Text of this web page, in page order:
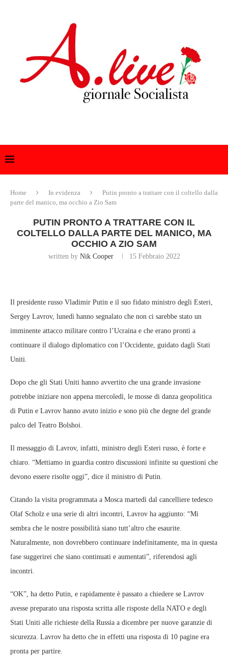
Home In evidenza
Putin pronto a trattare con il coltello dalla
parte del manico, ma occhio a Zio Sam
PUTIN PRONTO A TRATTARE CON IL
COLTELLO DALLA PARTE DEL MANICO, MA
OCCHIO A ZIO SAM
written by Nik Cooper 15 Febbraio 2022
Il presidente russo Vladimir Putin e il suo fidato ministro degli Esteri,
Sergey Lavrov, lunedì hanno segnalato che non ci sarebbe stato un
imminente attacco militare contro l’Ucraina e che erano pronti a
continuare il dialogo diplomatico con l’Occidente, guidato dagli Stati
Uniti.
Dopo che gli Stati Uniti hanno avvertito che una grande invasione
potrebbe iniziare non appena mercoledì, le mosse di danza geopolitica
di Putin e Lavrov hanno avuto inizio e sono più che degne del grande
palco del Teatro Bolshoi.
Il messaggio di Lavrov, infatti, ministro degli Esteri russo, è forte e
chiaro. “Mettiamo in guardia contro discussioni infinite su questioni che
devono essere risolte oggi”, dice il ministro di Putin.
Citando la visita programmata a Mosca martedì dal cancelliere tedesco
Olaf Scholz e una serie di altri incontri, Lavrov ha aggiunto: “Mi
sembra che le nostre possibilità siano tutt’altro che esaurite.
Naturalmente, non dovrebbero continuare indefinitamente, ma in questa
fase suggerirei che siano continuati e aumentati”, riferendosi agli
incontri.
“OK”, ha detto Putin, e rapidamente è passato a chiedere se Lavrov
avesse preparato una risposta scritta alle risposte della NATO e degli
Stati Uniti alle richieste della Russia a dicembre per nuove garanzie di
sicurezza. Lavrov ha detto che in effetti una risposta di 10 pagine era
pronta per partire.